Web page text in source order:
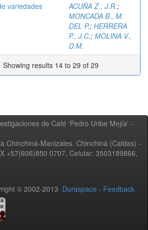
variedades
ACUÑA Z., J.R.;
MONCADA B., M.
DEL P.; HERRERA
P., J.C.; MOLINA V.,
D.M.
Showing results 14 to 29 of 29
de Café 'Pedro Uribe Mejía' -
Chinchiná-Manizales. Chinchiná (Caldas) -
+57(606)850 0707, Celular: 3503189866,
© 2002-2013 Duraspace - Feedback